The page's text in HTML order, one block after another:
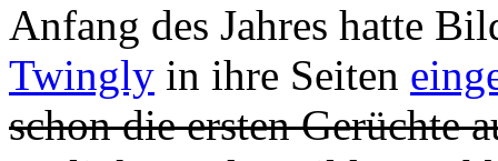
Anfang des Jahres hatte
Twingly in ihre Seiten
schon die ersten Gerüchte